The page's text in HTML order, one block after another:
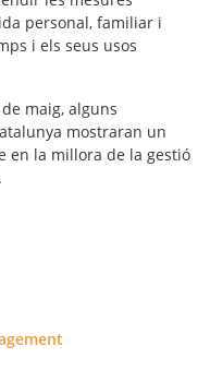
personal, familiar i
i els seus usos
maig, alguns
mostraran un
en la millora de la gestió